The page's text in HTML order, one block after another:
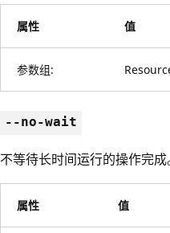
属性 值
参数组:
--no-wait
不等待长时间运行的操作完成
属性 值